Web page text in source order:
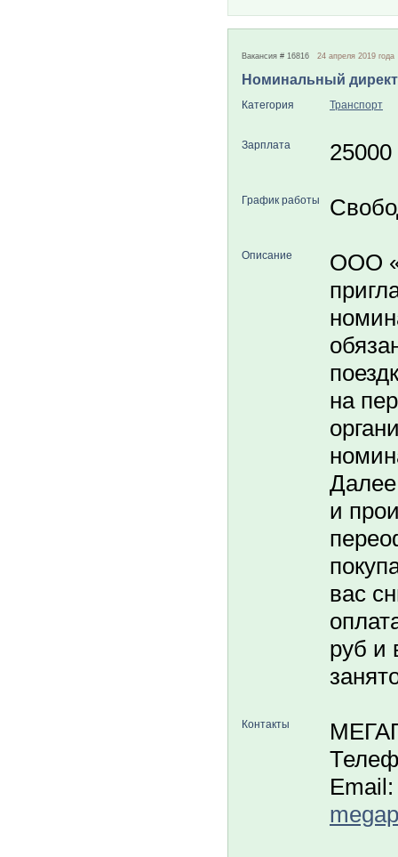
Вакансия # 16816 24 апреля 2019 года
Номинальный
Категория Транспорт
Зарплата 25000
График работы
Описание
ООО
на
и
вас
руб и
Контакты
Email: